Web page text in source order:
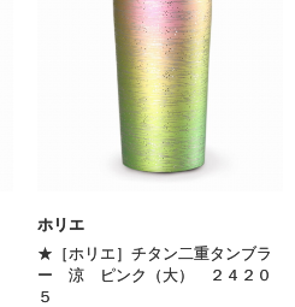
ホリエ
★［ホリエ］チタン二重タンブラ
ー 涼 ピンク（大） ２４２０
５